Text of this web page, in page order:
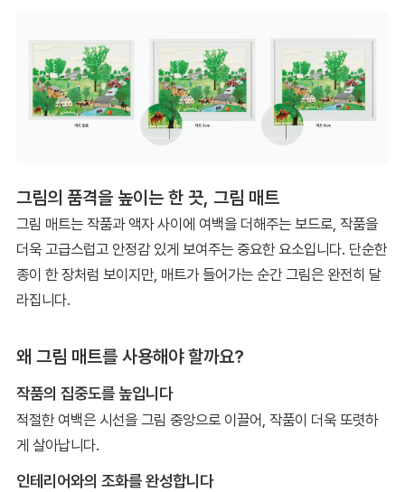
그림의 품격을 높이는 한 끗, 그림 매트
그림 매트는 작품과 액자 사이에 여백을 더해주는 보드로, 작품을
더욱 고급스럽고 안정감 있게 보여주는 중요한 요소입니다. 단순한
종이 한 장처럼 보이지만, 매트가 들어가는 순간 그림은 완전히 달
라집니다.
왜 그림 매트를 사용해야 할까요?
작품의 집중도를 높입니다
적절한 여백은 시선을 그림 중앙으로 이끌어, 작품이 더욱 또렷하
게 살아납니다.
인테리어와의 조화를 완성합니다